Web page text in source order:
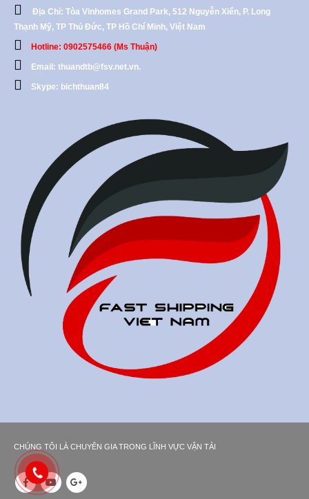
Địa Chỉ: Tòa Vinhomes Grand Park, 512 Nguyễn Xiển, P. Long
Thạnh Mỹ, TP Thủ Đức, TP Hồ Chí Minh, Việt Nam
Hotline: 0902575466 (Ms Thuận)
Email: thuandtb@fsv.net.vn.
Skype: bichthuan84
CHÚNG TÔI LÀ CHUYÊN GIA TRONG LĨNH VỰC VẬN TẢI